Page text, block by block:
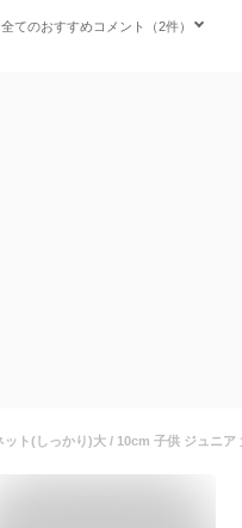
全てのおすすめコメント（2件）